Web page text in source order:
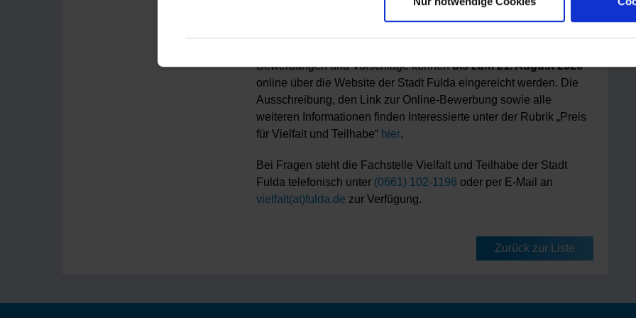
abgeschlossene Projekte berücksichtigt werden. Auch Dritte dürfen
Bewerbungen und Vorschläge könnenbis zum 21. August 2026
online über die Website der Stadt Fulda eingereicht werden. Die
Ausschreibung, den Link zur Online-Bewerbung sowie alle
weiteren Informationen finden Interessierte unter der Rubrik „Preis
für Vielfalt und Teilhabe“ hier.
Bei Fragen steht die Fachstelle Vielfalt und Teilhabe der Stadt
Fulda telefonisch unter (0661) 102-1196 oder per E-Mail an
vielfalt(at)fulda.de zur Verfügung.
Zurück zur Liste